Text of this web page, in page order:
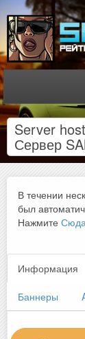
Server
Сервер
В течении
был
Нажмите
Информация
Баннеры